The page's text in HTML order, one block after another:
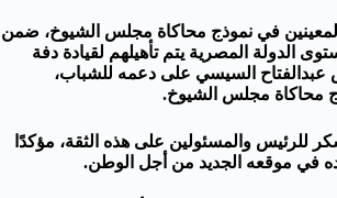
في نموذج محاكاة مجلس الشيوخ، ضمن
الدولة المصرية يتم تأهيلهم لقيادة دفة
عبدالفتاح السيسي على دعمه للشباب،
محاكاة مجلس الشيوخ.
للرئيس والمسئولين على هذه الثقة، مؤكدًا
في موقعه الجديد من أجل الوطن.